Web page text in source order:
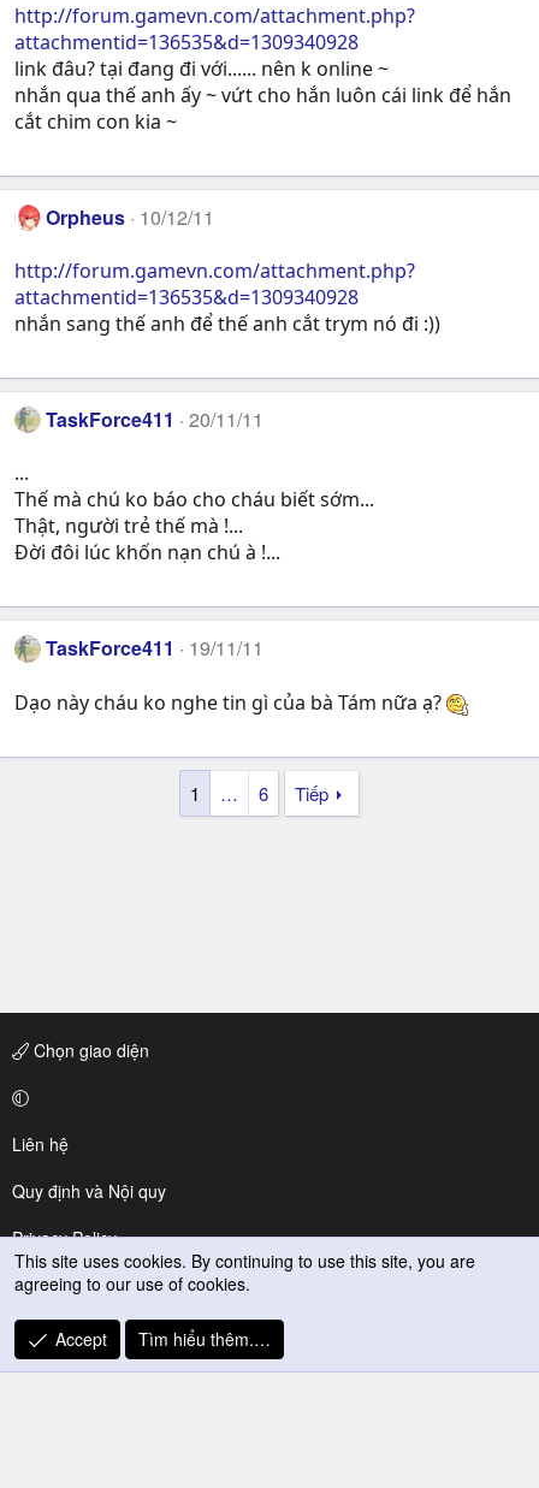
http://forum.gamevn.com/attachment.php?
attachmentid=136535&d=1309340928
link đâu? tại đang đi với...... nên k online ~
nhắn qua thế anh ấy ~ vứt cho hắn luôn cái link để hắn
cắt chim con kia ~
Orpheus 10/12/11
http://forum.gamevn.com/attachment.php?
attachmentid=136535&d=1309340928
nhắn sang thế anh để thế anh cắt trym nó đi :))
TaskForce411 20/11/11
...
Thế mà chú ko báo cho cháu biết sớm...
Thật, người trẻ thế mà !...
Đời đôi lúc khốn nạn chú à !...
TaskForce411 19/11/11
Dạo này cháu ko nghe tin gì của bà Tám nữa ạ?
1 … 6 Tiếp
Chọn giao diện
Liên hệ
Quy định và Nội quy
Privacy Policy
Trợ giúp
R
S
This site uses cookies. By continuing to use this site, you are
agreeing to our use of cookies.
Accept Tìm hiểu thêm.…